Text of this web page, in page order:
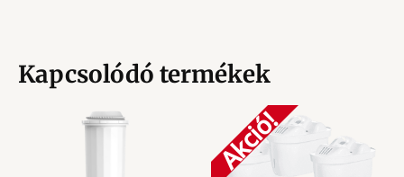
Kapcsolódó termékek
Akció!